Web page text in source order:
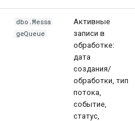
dbo.Messa
geQueue
Активные
записи в
обработке:
дата
создания/
обработки, тип
потока,
событие,
статус,